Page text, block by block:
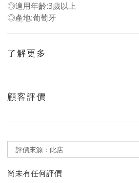
◎適用年齡:3歲以上
◎產地:葡萄牙
了解更多
顧客評價
尚未有任何評價